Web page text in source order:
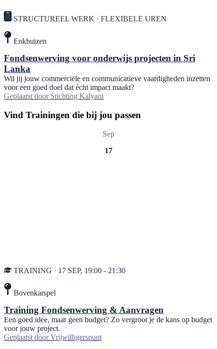
STRUCTUREEL WERK · FLEXIBELE UREN
Enkhuizen
Fondsenwerving voor onderwijs projecten in Sri
Lanka
Wil jij jouw commerciële en communicatieve vaardigheden inzetten
voor een goed doel dat écht impact maakt?
Geplaatst door Stichting Kalyani
Vind Trainingen die bij jou passen
Sep
17
TRAINING · 17 SEP, 19:00 - 21:30
Bovenkarspel
Training Fondsenwerving & Aanvragen
Een goed idee, maar geen budget? Zo vergroot je de kans op budget
voor jouw project.
Geplaatst door Vrijwilligerspunt